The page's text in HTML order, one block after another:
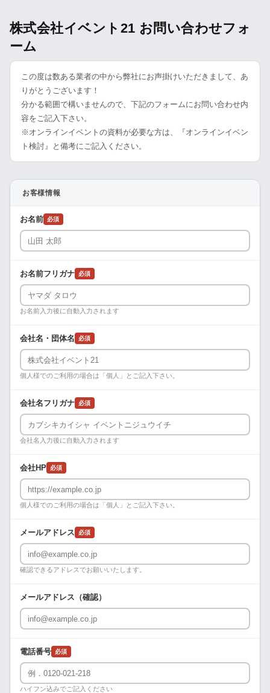
株式会社イベント21 お問い合わせフォ
ーム
この度は数ある業者の中から弊社にお声掛けいただきまして、あ
りがとうございます！
分かる範囲で構いませんので、下記のフォームにお問い合わせ内
容をご記入下さい。
※オンラインイベントの資料が必要な方は、『オンラインイベン
ト検討』と備考にご記入ください。
お客様情報
お名前 必須
お名前フリガナ 必須
お名前入力後に自動入力されます
会社名・団体名 必須
個人様でのご利用の場合は「個人」とご記入下さい。
会社名フリガナ 必須
会社名入力後に自動入力されます
会社HP 必須
個人様でのご利用の場合は「個人」とご記入下さい。
メールアドレス 必須
確認できるアドレスでお願いいたします。
メールアドレス（確認）
電話番号 必須
ハイフン込みでご記入ください